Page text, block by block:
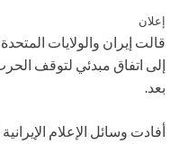
إعلان
قالت إيران والولايات
إلى اتفاق مبدئي لتوقف
بعد.
أفادت وسائل الإعلام